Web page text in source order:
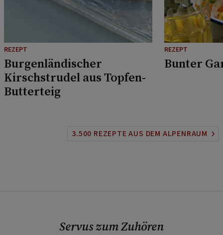
REZEPT
Burgenländischer
Kirschstrudel aus Topfen-
Butterteig
REZEPT
Bunter
3.500 REZEPTE AUS DEM ALPENRAUM
Servus zum Zuhören